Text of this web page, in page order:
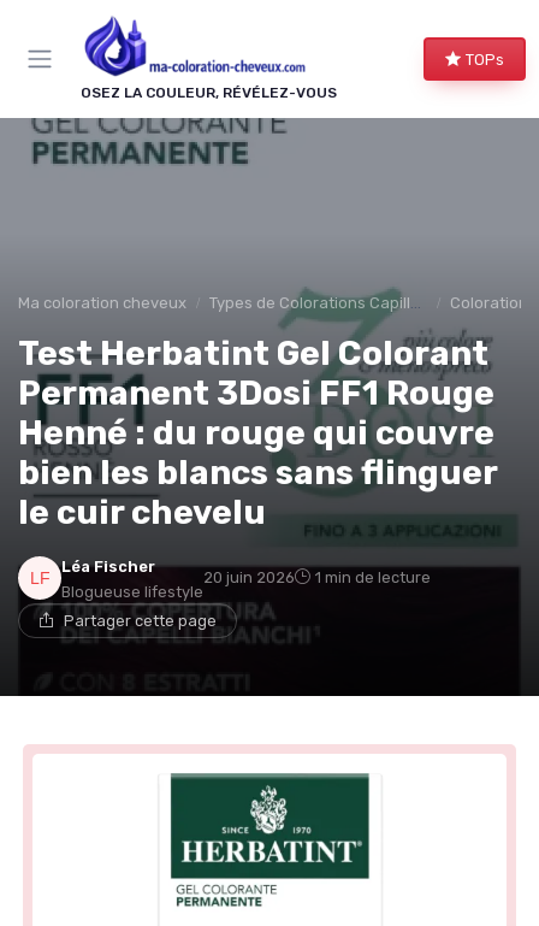
OSEZ LA COULEUR, RÉVÉLEZ-VOUS
TOPs
Ma coloration cheveux Types de Colorations Capillaires
Test Herbatint Gel Colorant
Permanent 3Dosi FF1 Rouge
Henné : du rouge qui couvre
bien les blancs sans flinguer
le cuir chevelu
Léa Fischer
Blogueuse lifestyle
20 juin 2026 1 min de lecture
Partager cette page
Panneau de gestion des cookies